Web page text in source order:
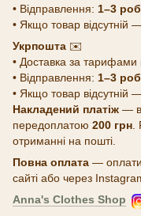
• Відправлення: 1–3
• Якщо товар відсутній
Укрпошта ✉️
• Доставка за тарифами
• Відправлення: 1–3
• Якщо товар відсутній
Накладений платіж —
передоплатою 200 грн
отриманні на пошті.
Повна оплата —
сайті або через
Anna's Clothes Shop